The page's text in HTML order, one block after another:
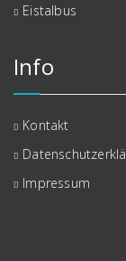
Eistalbus
Info
Kontakt
Impressum